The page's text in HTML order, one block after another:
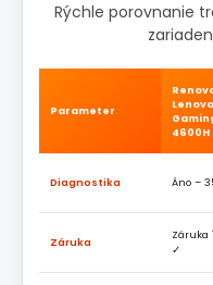
Rýchle porovnanie
Parameter
Diagnostika Áno –
Záruka
Záruka
✓